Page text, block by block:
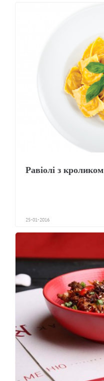
Равіолі з кроликом
25-01-2016